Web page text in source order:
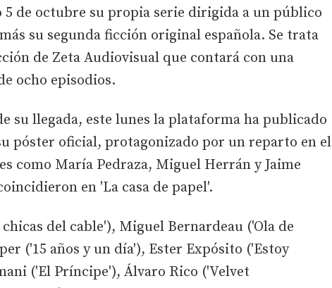
de octubre su propia serie dirigida a un público
su segunda ficción original española. Se trata
de Zeta Audiovisual que contará con una
ocho episodios.
su llegada, este lunes la plataforma ha publicado
póster oficial, protagonizado por un reparto en el
como María Pedraza, Miguel Herrán y Jaime
en 'La casa de papel'.
del cable'), Miguel Bernardeau ('Ola de
('15 años y un día'), Ester Expósito ('Estoy
('El Príncipe'), Álvaro Rico ('Velvet